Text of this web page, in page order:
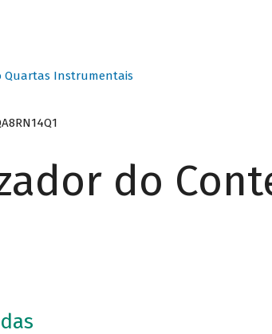
Quartas Instrumentais
do